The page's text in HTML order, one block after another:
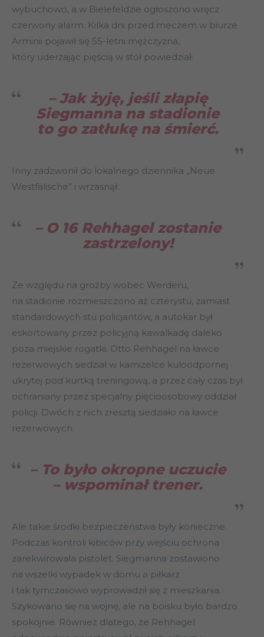
wybuchowo, a w Bielefeldzie ogłoszono wręcz
czerwony alarm. Kilka dni przed meczem w biurze
Arminii pojawił się 55-letni mężczyzna,
który uderzając pięścią w stół powiedział:
– Jak żyję, jeśli złapię
Siegmanna na stadionie
to go zatłukę na śmierć.
Inny zadzwonił do lokalnego dziennika „Neue
Westfälische” i wrzasnął:
– O 16 Rehhagel zostanie
zastrzelony!
Ze względu na groźby wobec Werderu,
na stadionie rozmieszczono aż czterystu, zamiast
standardowych stu policjantów, a autokar był
eskortowany przez policyjną kawalkadę daleko
poza miejskie rogatki. Otto Rehhagel na ławce
rezerwowych siedział w kamizelce kuloodpornej
ukrytej pod kurtką treningową, a przez cały czas był
ochraniany przez specjalny pięcioosobowy oddział
policji. Dwóch z nich zresztą siedziało na ławce
rezerwowych.
– To było okropne uczucie
– wspominał trener.
Ale takie środki bezpieczeństwa były konieczne.
Podczas kontroli kibiców przy wejściu ochrona
zarekwirowała pistolet. Siegmanna zostawiono
na wszelki wypadek w domu a piłkarz
i tak tymczasowo wyprowadził się z mieszkania.
Szykowano się na wojnę, ale na boisku było bardzo
spokojnie. Również dlatego, że Rehhagel